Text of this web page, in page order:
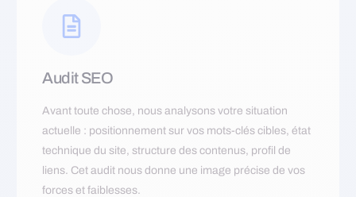
Audit SEO
Avant toute chose, nous analysons votre situation
actuelle : positionnement sur vos mots-clés cibles, état
technique du site, structure des contenus, profil de
liens. Cet audit nous donne une image précise de vos
forces et faiblesses.